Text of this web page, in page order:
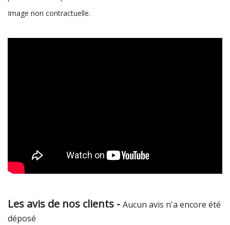
Image non contractuelle.
Les avis de nos clients - Aucun avis n'a encore été
déposé